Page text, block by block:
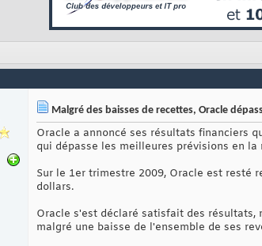
Malgré des baisses de recettes, Oracle
Oracle a annoncé ses résultats financiers
qui dépasse les meilleures prévisions en la
Sur le 1er trimestre 2009, Oracle est resté
dollars.
Oracle s'est déclaré satisfait des résultats,
malgré une baisse de l'ensemble de ses